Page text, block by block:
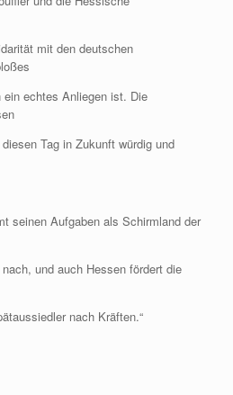
mit den deutschen
ein echtes Anliegen ist. Die
Tag in Zukunft würdig und
seinen Aufgaben als Schirmland der
und auch Hessen fördert die
nach Kräften.“